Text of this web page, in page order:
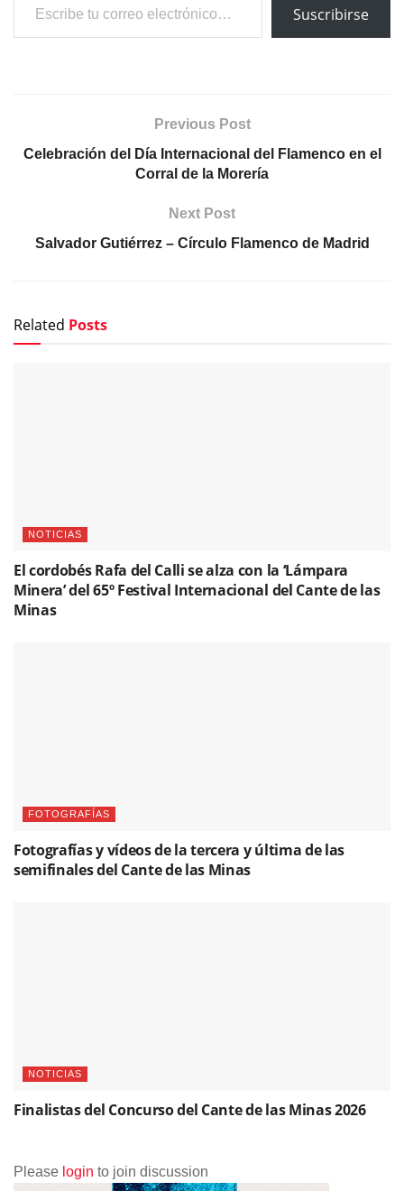
Suscribirse
Previous Post
Celebración del Día Internacional del Flamenco en el
Corral de la Morería
Next Post
Salvador Gutiérrez – Círculo Flamenco de Madrid
Related Posts
NOTICIAS
El cordobés Rafa del Calli se alza con la ‘Lámpara
Minera’ del 65º Festival Internacional del Cante de las
Minas
FOTOGRAFÍAS
Fotografías y vídeos de la tercera y última de las
semifinales del Cante de las Minas
NOTICIAS
Finalistas del Concurso del Cante de las Minas 2026
Please login to join discussion